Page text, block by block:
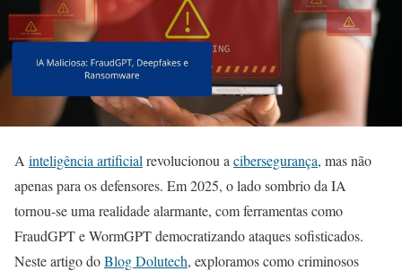
A inteligência artificial revolucionou a cibersegurança, mas não
apenas para os defensores. Em 2025, o lado sombrio da IA
tornou-se uma realidade alarmante, com ferramentas como
FraudGPT e WormGPT democratizando ataques sofisticados.
Neste artigo doBlog Dolutech, exploramos como criminosos